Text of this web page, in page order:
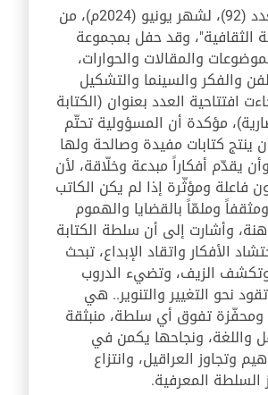
صدر أخيراً العدد (92)، لشهر يونيو (2024م)، من
الثقافية"، وقد حفل بمجموعة
والمقالات والحوارات،
والفكر والسينما والتشكيل
افتتاحية العدد بعنوان (الكتابة
مؤكدة أن المسؤولية تحتّم
ينتج كتابات مفيدة وصالحة ولها
يقدّم أفكاراً مبدعة وخلّاقة، لأن
فاعلة ومؤثّرة إذا لم يكن الكاتب
وملمّاً بالقضايا والهموم
وأشارت إلى أن سلطة الكتابة
الأفكار واتقاد الإبداع، تبحث
الزيف، وتضيء الدروب
نحو التغيير والتنوير.. هي
تفوق أي سلطة، منبثقة
واللغة، ونجاحها يكمن في
وتجاوز العراقيل، وانتزاع
السلطة المعرفية.